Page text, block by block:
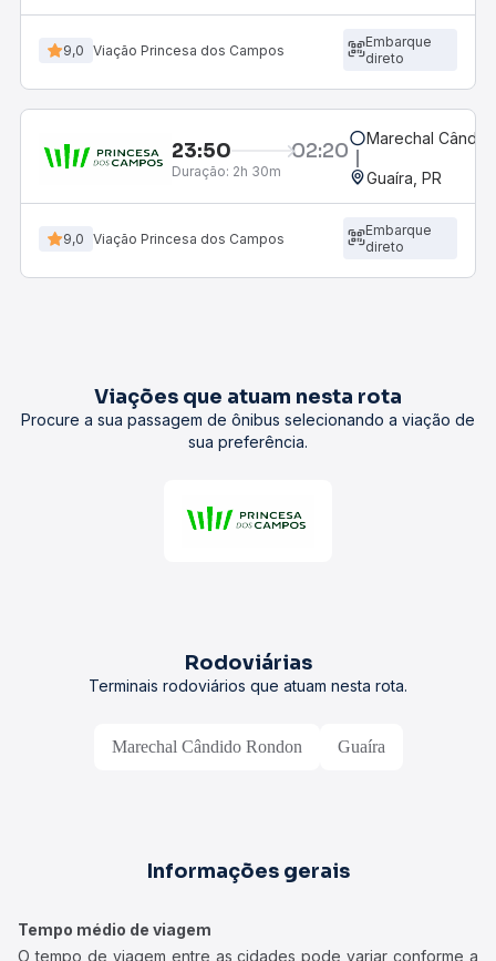
9,0 Viação Princesa dos Campos
Embarque
direto
23:50 02:20
Duração: 2h 30m
Marechal
Guaíra, PR
9,0 Viação Princesa dos Campos
Embarque
direto
Viações que atuam nesta rota
Procure a sua passagem de ônibus selecionando a viação de
sua preferência.
Rodoviárias
Terminais rodoviários que atuam nesta rota.
Marechal Cândido Rondon Guaíra
Informações gerais
Tempo médio de viagem
O tempo de viagem entre as cidades pode variar conforme a